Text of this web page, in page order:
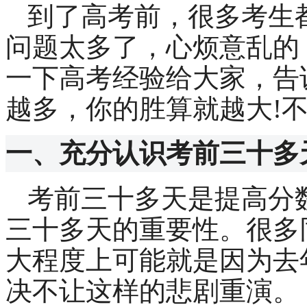
到了高考前，很多考生
问题太多了，心烦意乱
一下高考经验给大家，
越多，你的胜算就越大!
一、充分认识考前三十
考前三十多天是提高分
三十多天的重要性。很
大程度上可能就是因为
决不让这样的悲剧重演。